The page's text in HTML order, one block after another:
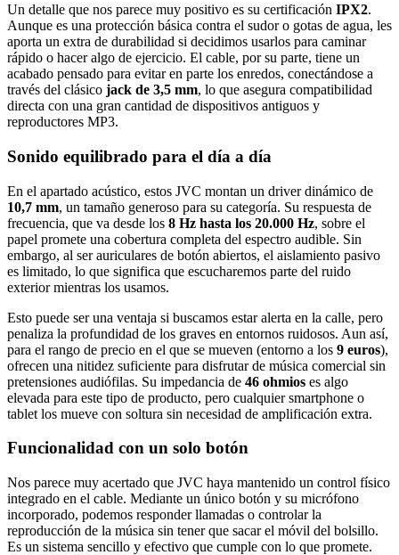
Un detalle que nos parece muy positivo es su certificación IPX2.
Aunque es una protección básica contra el sudor o gotas de agua, les
aporta un extra de durabilidad si decidimos usarlos para caminar
rápido o hacer algo de ejercicio. El cable, por su parte, tiene un
acabado pensado para evitar en parte los enredos, conectándose a
través del clásico jack de 3,5 mm, lo que asegura compatibilidad
directa con una gran cantidad de dispositivos antiguos y
reproductores MP3.
Sonido equilibrado para el día a día
En el apartado acústico, estos JVC montan un driver dinámico de
10,7 mm, un tamaño generoso para su categoría. Su respuesta de
frecuencia, que va desde los 8 Hz hasta los 20.000 Hz, sobre el
papel promete una cobertura completa del espectro audible. Sin
embargo, al ser auriculares de botón abiertos, el aislamiento pasivo
es limitado, lo que significa que escucharemos parte del ruido
exterior mientras los usamos.
Esto puede ser una ventaja si buscamos estar alerta en la calle, pero
penaliza la profundidad de los graves en entornos ruidosos. Aun así,
para el rango de precio en el que se mueven (entorno a los 9 euros),
ofrecen una nitidez suficiente para disfrutar de música comercial sin
pretensiones audiófilas. Su impedancia de 46 ohmios es algo
elevada para este tipo de producto, pero cualquier smartphone o
tablet los mueve con soltura sin necesidad de amplificación extra.
Funcionalidad con un solo botón
Nos parece muy acertado que JVC haya mantenido un control físico
integrado en el cable. Mediante un único botón y su micrófono
incorporado, podemos responder llamadas o controlar la
reproducción de la música sin tener que sacar el móvil del bolsillo.
Es un sistema sencillo y efectivo que cumple con lo que promete.